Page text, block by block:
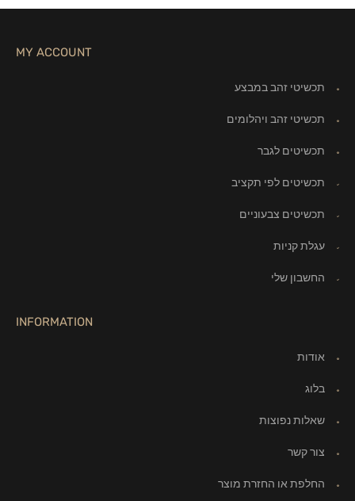
MY ACCOUNT
תכשיטי זהב במבצע
תכשיטי זהב ויהלומים
תכשיטים לגבר
תכשיטים לפי תקציב
תכשיטים צבעוניים
עגלת קניות
החשבון שלי
INFORMATION
אודות
בלוג
שאלות נפוצות
צור קשר
החלפת או החזרת מוצר